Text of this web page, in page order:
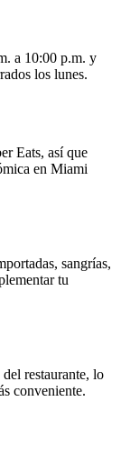
a 10:00 p.m. y
los lunes.
Eats, así que
en Miami
sangrías,
tu
restaurante, lo
conveniente.